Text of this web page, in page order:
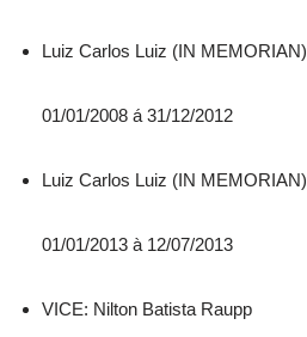
Luiz Carlos Luiz (IN MEMORIAN)
01/01/2008 á 31/12/2012
Luiz Carlos Luiz (IN MEMORIAN)
01/01/2013 à 12/07/2013
VICE: Nilton Batista Raupp